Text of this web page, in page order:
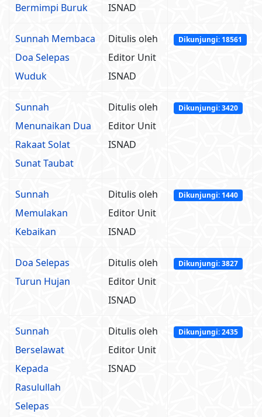
Bermimpi Buruk
ISNAD
Sunnah Membaca
Doa Selepas
Wuduk
Ditulis oleh
Editor Unit
ISNAD
Dikunjungi: 18561
Sunnah
Menunaikan Dua
Rakaat Solat
Sunat Taubat
Ditulis oleh
Editor Unit
ISNAD
Dikunjungi: 3420
Sunnah
Memulakan
Kebaikan
Ditulis oleh
Editor Unit
ISNAD
Dikunjungi: 1440
Doa Selepas
Turun Hujan
Ditulis oleh
Editor Unit
ISNAD
Dikunjungi: 3827
Sunnah
Berselawat
Kepada
Rasulullah
Selepas
Ditulis oleh
Editor Unit
ISNAD
Dikunjungi: 2435